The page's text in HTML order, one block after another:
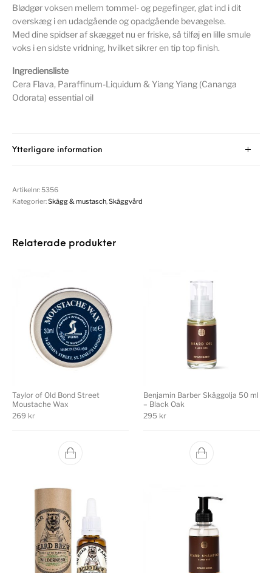
Blødgør voksen mellem tommel- og pegefinger, glat ind i dit
overskæg i en udadgående og opadgående bevægelse.
Med dine spidser af skægget nu er friske, så tilføj en lille smule
voks i en sidste vridning, hvilket sikrer en tip top finish.
Ingrediensliste
Cera Flava, Paraffinum-Liquidum & Yiang Yiang (Cananga
Odorata) essential oil
Ytterligare information
Artikelnr: 5356
Kategorier:Skägg & mustasch ,Skäggvård
Relaterade produkter
Taylor of Old Bond Street
Moustache Wax
269 kr
Benjamin Barber Skäggolja 50 ml
– Black Oak
295 kr